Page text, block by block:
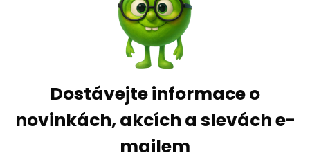
Dostávejte informace o
novinkách, akcích a slevách e-
mailem